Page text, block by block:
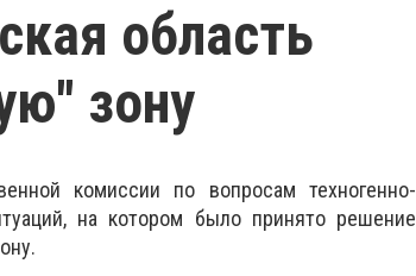
область
зону
комиссии по вопросам техногенно-
на котором было принято решение